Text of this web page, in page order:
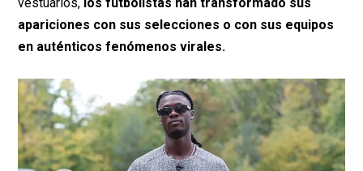
apariciones con sus selecciones o con sus equipos
en auténticos fenómenos virales.